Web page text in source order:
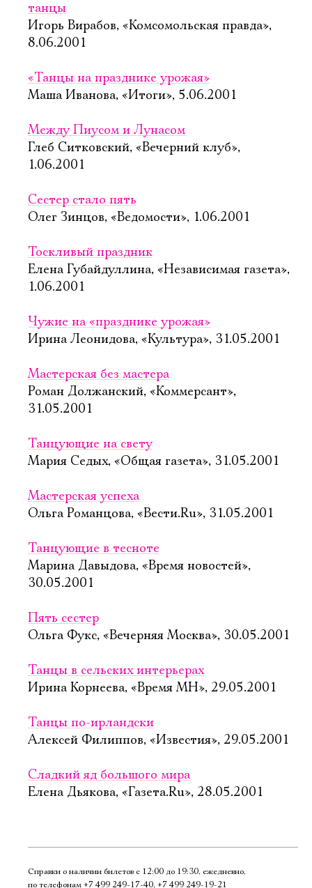
танцы
Игорь Вирабов, «Комсомольская правда»,
8.06.2001
«Танцы на празднике урожая»
Маша Иванова, «Итоги», 5.06.2001
Между Пиусом и Лунасом
Глеб Ситковский, «Вечерний клуб»,
1.06.2001
Сестер стало пять
Олег Зинцов, «Ведомости», 1.06.2001
Тоскливый праздник
Елена Губайдуллина, «Независимая газета»,
1.06.2001
Чужие на «празднике урожая»
Ирина Леонидова, «Культура», 31.05.2001
Мастерская без мастера
Роман Должанский, «Коммерсант»,
31.05.2001
Танцующие на свету
Мария Седых, «Общая газета», 31.05.2001
Мастерская успеха
Ольга Романцова, «Вести.Ru», 31.05.2001
Танцующие в тесноте
Марина Давыдова, «Время новостей»,
30.05.2001
Пять сестер
Ольга Фукс, «Вечерняя Москва», 30.05.2001
Танцы в сельских интерьерах
Ирина Корнеева, «Время МН», 29.05.2001
Танцы по-ирландски
Алексей Филиппов, «Известия», 29.05.2001
Сладкий яд большого мира
Елена Дьякова, «Газета.Ru», 28.05.2001
Справки о наличии билетов с 12:00 до 19:30, ежедневно,
по телефонам +7 499 249‑17‑40, +7 499 249‑19‑21